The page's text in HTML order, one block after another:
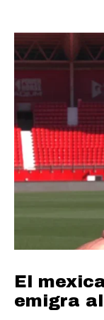
El
emigra